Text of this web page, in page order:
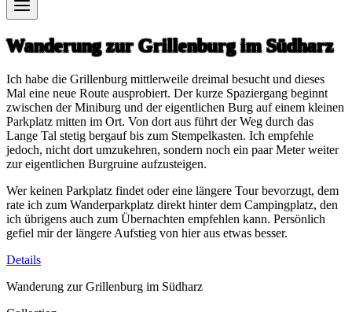
Wanderung zur Grillenburg im Südharz
Ich habe die Grillenburg mittlerweile dreimal besucht und dieses
Mal eine neue Route ausprobiert. Der kurze Spaziergang beginnt
zwischen der Miniburg und der eigentlichen Burg auf einem kleinen
Parkplatz mitten im Ort. Von dort aus führt der Weg durch das
Lange Tal stetig bergauf bis zum Stempelkasten. Ich empfehle
jedoch, nicht dort umzukehren, sondern noch ein paar Meter weiter
zur eigentlichen Burgruine aufzusteigen.
Wer keinen Parkplatz findet oder eine längere Tour bevorzugt, dem
rate ich zum Wanderparkplatz direkt hinter dem Campingplatz, den
ich übrigens auch zum Übernachten empfehlen kann. Persönlich
gefiel mir der längere Aufstieg von hier aus etwas besser.
Details
Wanderung zur Grillenburg im Südharz